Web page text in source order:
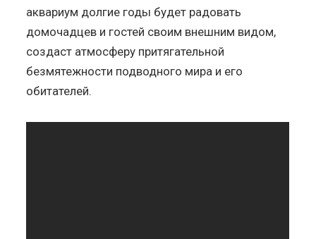
аквариум долгие годы будет радовать
домочадцев и гостей своим внешним видом,
создаст атмосферу притягательной
безмятежности подводного мира и его
обитателей.